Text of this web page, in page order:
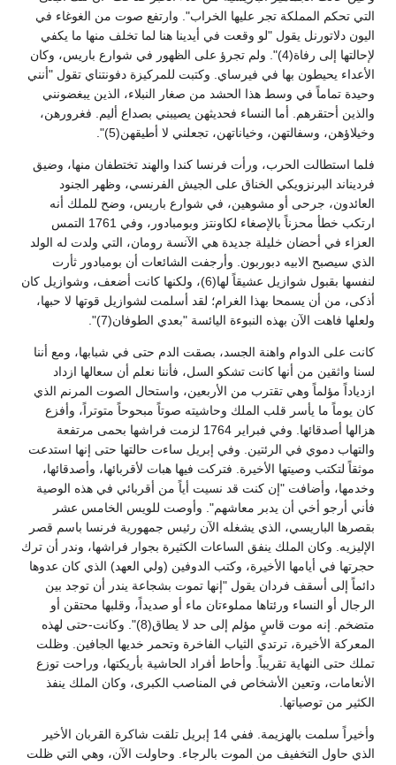
التي تحكم المملكة تجر عليها الخراب". وارتفع صوت من الغوغاء في
اليون دلاتورنل يقول "لو وقعت في أيدينا هنا لما تخلف منها ما يكفي
لإحالتها إلى رفاة(4)". ولم تجرؤ على الظهور في شوارع باريس، وكان
الأعداء يحيطون بها في فيرساي. وكتبت للمركيزة دفونتناي تقول "أنني
وحيدة تماماً في وسط هذا الحشد من صغار النبلاء، الذين يبغضونني
والذين أحتقرهم. أما النساء فحديثهن يصيبني بصداع أليم. فغرورهن،
وخيلاؤهن، وسفالتهن، وخياناتهن، تجعلني لا أطيقهن(5)".
فلما استطالت الحرب، ورأت فرنسا كندا والهند تختطفان منها، وضيق
فرديناند البرنزويكي الخناق على الجيش الفرنسي، وظهر الجنود
العائدون، جرحى أو مشوهين، في شوارع باريس، وضح للملك أنه
ارتكب خطأ محزناً بالإصغاء لكاونتز وبومبادور، وفي 1761 التمس
العزاء في أحضان خليلة جديدة هي الآنسة رومان، التي ولدت له الولد
الذي سيصبح الابيه دبوربون. وأرجفت الشائعات أن بومبادور ثأرت
لنفسها بقبول شوازيل عشيقاً لها(6)، ولكنها كانت أضعف، وشوازيل كان
أذكى، من أن يسمحا بهذا الغرام؛ لقد أسلمت لشوازيل قوتها لا حبها،
ولعلها فاهت الآن بهذه النبوءة اليائسة "بعدي الطوفان(7)".
كانت على الدوام واهنة الجسد، بصقت الدم حتى في شبابها، ومع أننا
لسنا واثقين من أنها كانت تشكو السل، فأننا نعلم أن سعالها ازداد
ازدياداً مؤلماً وهي تقترب من الأربعين، واستحال الصوت المرنم الذي
كان يوماً ما يأسر قلب الملك وحاشيته صوتاً مبحوحاً متوتراً، وأفزع
هزالها أصدقائها. وفي فبراير 1764 لزمت فراشها بحمى مرتفعة
والتهاب دموي في الرئتين. وفي إبريل ساءت حالتها حتى إنها استدعت
موثقاً لتكتب وصيتها الأخيرة. فتركت فيها هبات لأقربائها، وأصدقائها،
وخدمها، وأضافت "إن كنت قد نسيت أياً من أقربائي في هذه الوصية
فأني أرجو أخي أن يدبر معاشهم". وأوصت للويس الخامس عشر
بقصرها الباريسي، الذي يشغله الآن رئيس جمهورية فرنسا باسم قصر
الإليزيه. وكان الملك ينفق الساعات الكثيرة بجوار فراشها، وندر أن ترك
حجرتها في أيامها الأخيرة، وكتب الدوفين (ولي العهد) الذي كان عدوها
دائماً إلى أسقف فردان يقول "إنها تموت بشجاعة يندر أن توجد بين
الرجال أو النساء ورئتاها مملوءتان ماء أو صديداً، وقلبها محتقن أو
متضخم. إنه موت قاسٍ مؤلم إلى حد لا يطاق(8)". وكانت-حتى لهذه
المعركة الأخيرة، ترتدي الثياب الفاخرة وتحمر خديها الجافين. وظلت
تملك حتى النهاية تقريباً. وأحاط أفراد الحاشية بأريكتها، وراحت توزع
الأنعامات، وتعين الأشخاص في المناصب الكبرى، وكان الملك ينفذ
الكثير من توصياتها.
وأخيراً سلمت بالهزيمة. ففي 14 إبريل تلقت شاكرة القربان الأخير
الذي حاول التخفيف من الموت بالرجاء. وحاولت الآن، وهي التي ظلت